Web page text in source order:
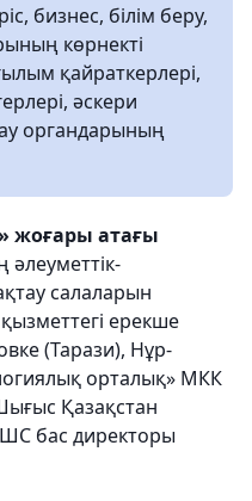
бизнес, білім беру,
көрнекті
қайраткерлері,
әскери
органдарының
жоғары атағы
салаларын
ерекше
(Тарази), Нұр-
орталық» МКК
Қазақстан
бас директоры